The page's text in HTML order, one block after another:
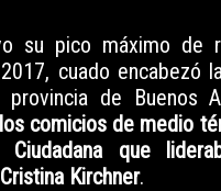
su pico máximo de
cuado encabezó
provincia de Buenos
comicios de medio
Ciudadana que
Kirchner.